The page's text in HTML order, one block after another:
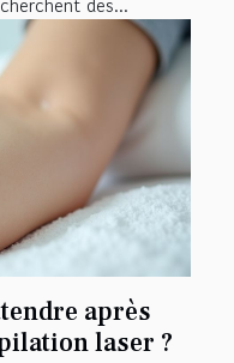
après
laser ?